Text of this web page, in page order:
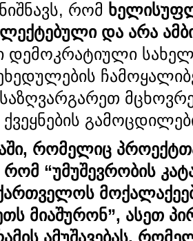
რომ
და არა
, რომელიც
რომ “უმუშევრობის
მიაშურონ”, ასეთ
ამუშავებას,